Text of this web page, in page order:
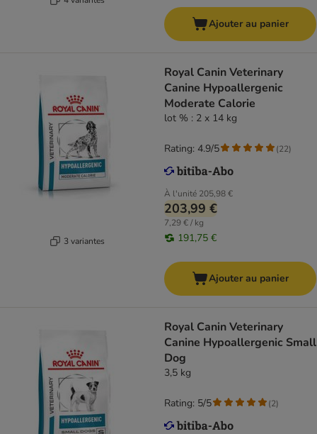
Ajouter au panier
3 variantes
Royal Canin Veterinary
Canine Hypoallergenic
Moderate Calorie
lot % : 2 x 14 kg
À l'unité 205,98 €
203,99 €
7,29 € / kg
191,75 €
Rating: 4.9/5 (22)
Ajouter au panier
Royal Canin Veterinary
Canine Hypoallergenic Small
Dog
3,5 kg
Rating: 5/5 (2)